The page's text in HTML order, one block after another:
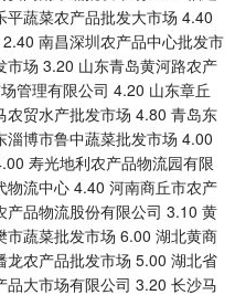
蔬菜农产品批发大市场 4.40
南昌深圳农产品中心批发市
场 3.20 山东青岛黄河路农产
管理有限公司 4.20 山东章丘
贸水产批发市场 4.80 青岛东
博市鲁中蔬菜批发市场 4.00
寿光地利农产品物流园有限
流中心 4.40 河南商丘市农产
品物流股份有限公司 3.10 黄
蔬菜批发市场 6.00 湖北黄商
农产品批发市场 5.00 湖北省
大市场有限公司 3.20 长沙马